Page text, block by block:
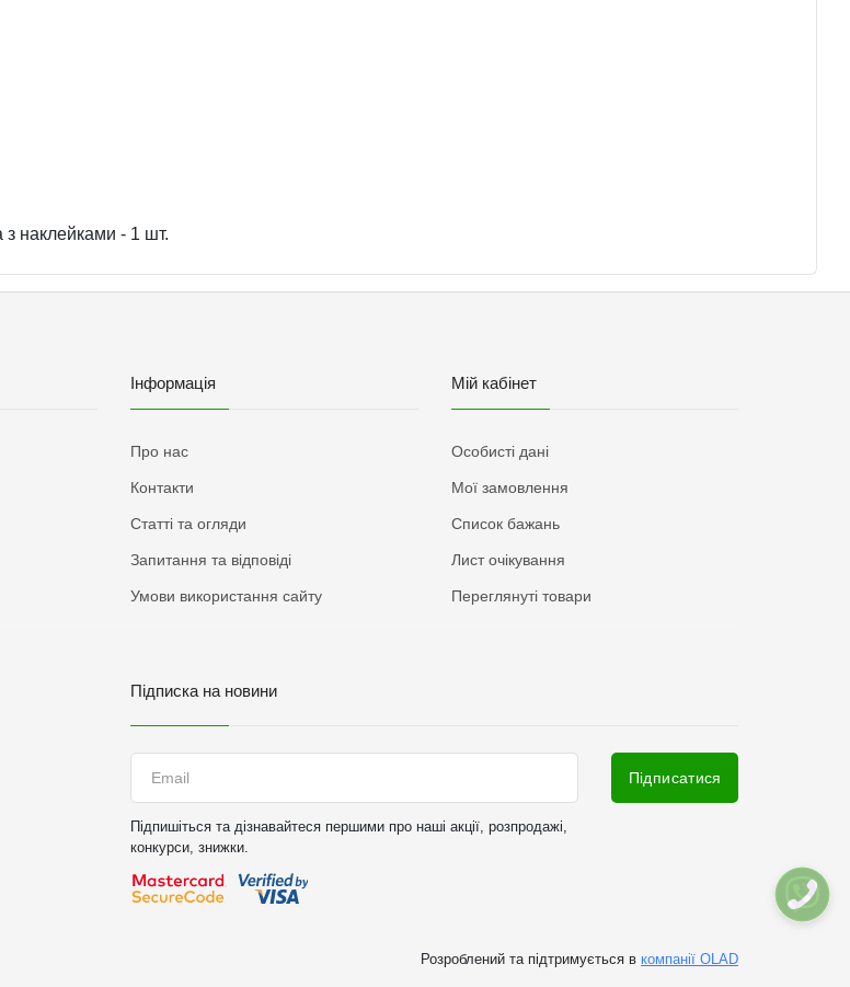
з наклейками - 1 шт.
Інформація
Про нас
Контакти
Статті та огляди
Запитання та відповіді
Умови використання сайту
Мій кабінет
Особисті дані
Мої замовлення
Список бажань
Лист очікування
Переглянуті товари
Підписка на новини
Підпишіться та дізнавайтеся першими про наші акції, розпродажі,
конкурси, знижки.
Підписатися
Розроблений та підтримується в компанії OLAD